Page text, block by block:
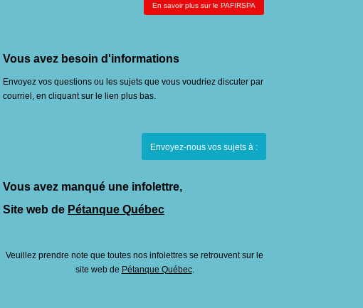
En savoir plus sur le PAFIRSPA
Vous avez besoin d'informations
Envoyez vos questions ou les sujets que vous voudriez discuter par
courriel, en cliquant sur le lien plus bas.
Envoyez-nous vos sujets à :
Vous avez manqué une infolettre,
Site web de Pétanque Québec
Veuillez prendre note que toutes nos infolettres se retrouvent sur le
site web de Pétanque Québec.